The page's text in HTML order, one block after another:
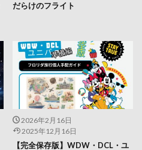
だらけのフライト
2026年2月16日
2025年12月16日
【完全保存版】WDW・DCL・ユ